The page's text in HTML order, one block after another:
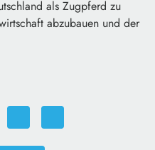
als Zugpferd zu
abzubauen und der